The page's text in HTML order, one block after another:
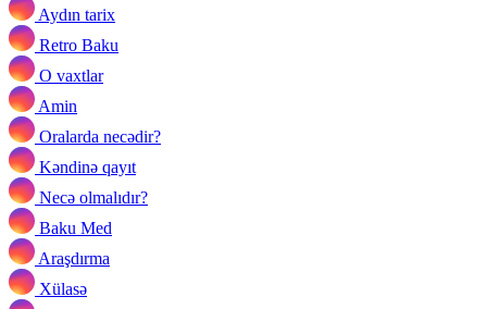
Aydın tarix
Retro Baku
O vaxtlar
Amin
Oralarda necədir?
Kəndinə qayıt
Necə olmalıdır?
Baku Med
Araşdırma
Xülasə